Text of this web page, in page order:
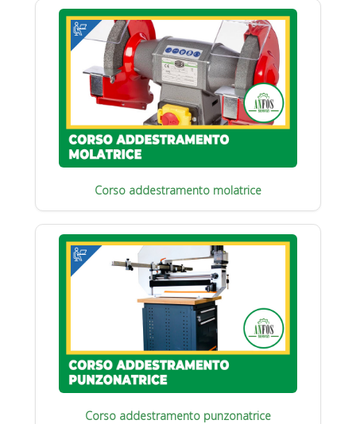
Corso addestramento molatrice
Corso addestramento punzonatrice